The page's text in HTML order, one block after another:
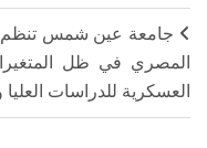
جامعة عين شمس تنظم
المصري في ظل
العسكرية للدراسات العليا